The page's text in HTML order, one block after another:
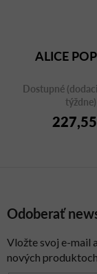
ALICE
Dostupné
týždne)
Odoberať
Vložte svoj e-mail
nových